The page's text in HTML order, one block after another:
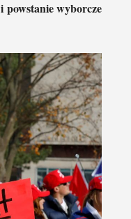
i powstanie wyborcze